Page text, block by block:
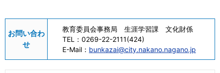
お問い合わ
せ
教育委員会事務局 生涯学習課 文化財係
TEL： 0269-22-2111(424)
E-Mail： bunkazai@city.nakano.nagano.jp